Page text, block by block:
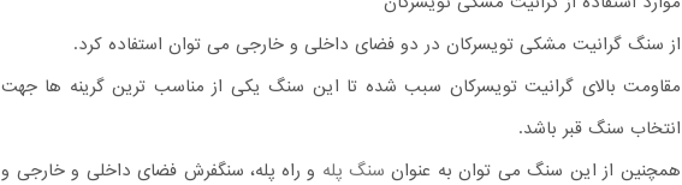
از سنگ گرانیت مشکی تویسرکان در دو فضای داخلی و خارجی می توان استفاده کرد.
مقاومت بالای گرانیت تویسرکان سبب شده تا این سنگ یکی از مناسب ترین گرینه ها جهت
انتخاب سنگ قبر باشد.
همچنین از این سنگ می توان به عنوان سنگ پله و راه پله، سنگفرش فضای داخلی و خارجی و